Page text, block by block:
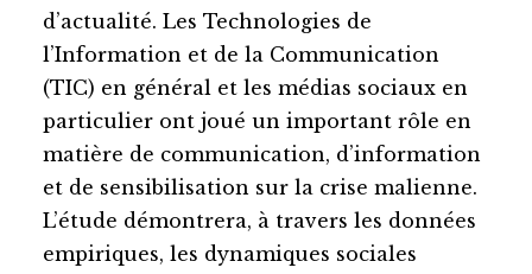
d’actualité. Les Technologies de
l’Information et de la Communication
(TIC) en général et les médias sociaux en
particulier ont joué un important rôle en
matière de communication, d’information
et de sensibilisation sur la crise malienne.
L’étude démontrera, à travers les données
empiriques, les dynamiques sociales